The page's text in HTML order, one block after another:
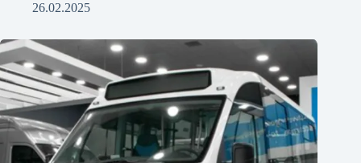
26.02.2025